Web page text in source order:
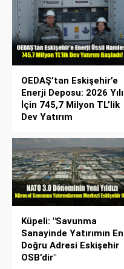
OEDAŞ’tan Eskişehir’e
Enerji Deposu: 2026 Yılı
İçin 745,7 Milyon TL’lik
Dev Yatırım
Küpeli: "Savunma
Sanayinde Yatırımın En
Doğru Adresi Eskişehir
OSB’dir"